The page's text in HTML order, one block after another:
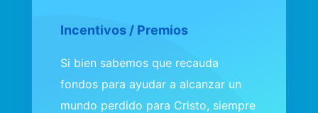
Incentivos / Premios
Si bien sabemos que recauda
fondos para ayudar a alcanzar un
mundo perdido para Cristo, siempre